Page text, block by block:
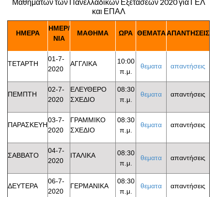
Μαθημάτων των Πανελλαδικών Εξετάσεων 2020 για ΓΕΛ
και ΕΠΑΛ
ΗΜΕΡΑ
ΗΜΕΡ/
ΝΙΑ
ΜΑΘΗΜΑ ΩΡΑ ΘΕΜΑΤΑΑΠΑΝΤΗΣΕΙΣ
ΤΕΤΑΡΤΗ
01-7-
2020
ΑΓΓΛΙΚΑ
10:00
π.μ.
θεματα απαντήσεις
ΠΕΜΠΤΗ
02-7-
2020
ΕΛΕΥΘΕΡΟ
ΣΧΕΔΙΟ
08:30
π.μ.
θεματα απαντήσεις
ΠΑΡΑΣΚΕΥΗ
03-7-
2020
ΓΡΑΜΜΙΚΟ
ΣΧΕΔΙΟ
08:30
π.μ.
θεματα απαντήσεις
ΣΑΒΒΑΤΟ
04-7-
2020
ΙΤΑΛΙΚΑ
08:30
π.μ.
θεματα απαντήσεις
ΔΕΥΤΕΡΑ
06-7-
2020
ΓΕΡΜΑΝΙΚΑ
08:30
π.μ.
θεματα απαντήσεις